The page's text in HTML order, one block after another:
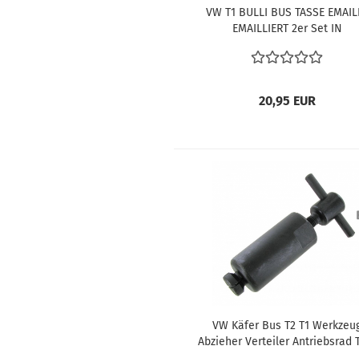
VW T1 BULLI BUS TASSE
EMAILLIERT 2er Set IN
BLAU
20,95 EUR
VW Käfer Bus T2 T1
Abzieher Verteiler Antriebsrad